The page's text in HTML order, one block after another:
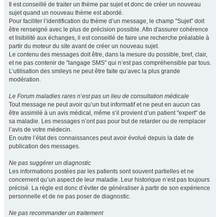
Il est conseillé de traiter un thème par sujet et donc de créer un nouveau
sujet quand un nouveau thème est abordé.
Pour faciliter l’identification du thème d’un message, le champ "Sujet" doit
être renseigné avec le plus de précision possible. Afin d'assurer cohérence
et lisibilité aux échanges, il est conseillé de faire une recherche préalable à
partir du moteur du site avant de créer un nouveau sujet.
Le contenu des messages doit être, dans la mesure du possible, bref, clair,
et ne pas contenir de "langage SMS" qui n’est pas compréhensible par tous.
L’utilisation des smileys ne peut être faite qu’avec la plus grande
modération.
Le Forum maladies rares n’est pas un lieu de consultation médicale
Tout message ne peut avoir qu’un but informatif et ne peut en aucun cas
être assimilé à un avis médical, même s’il provient d’un patient "expert" de
sa maladie. Les messages n’ont pas pour but de retarder ou de remplacer
l’avis de votre médecin.
En outre l’état des connaissances peut avoir évolué depuis la date de
publication des messages.
Ne pas suggérer un diagnostic
Les informations postées par les patients sont souvent partielles et ne
concernent qu’un aspect de leur maladie. Leur historique n’est pas toujours
précisé. La règle est donc d’éviter de généraliser à partir de son expérience
personnelle et de ne pas poser de diagnostic.
Ne pas recommander un traitement